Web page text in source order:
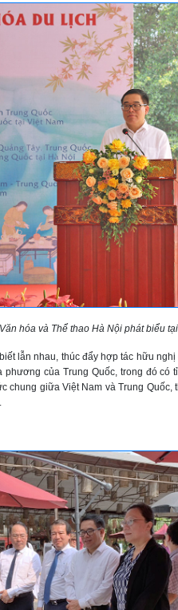
hóa và Thể thao Hà Nội phát biểu
lẫn nhau, thúc đẩy hợp tác hữu
của Trung Quốc, trong đó có
chung giữa Việt Nam và Trung Quốc,